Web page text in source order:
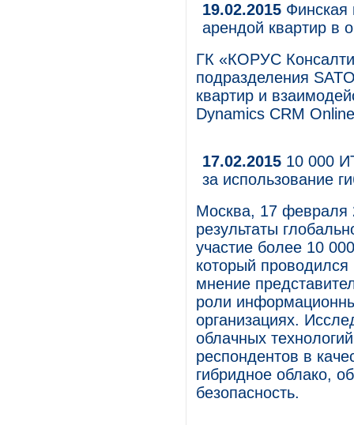
19.02.2015 Финская
арендой квартир в
ГК «КОРУС
подразделения
квартир и
Dynamics CRM
17.02.2015 10 000
за использование
Москва, 17 февраля
результаты
участие более 10
который
мнение
роли
организациях.
облачных
респондентов в
гибридное облако,
безопасность.